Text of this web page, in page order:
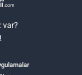
var?